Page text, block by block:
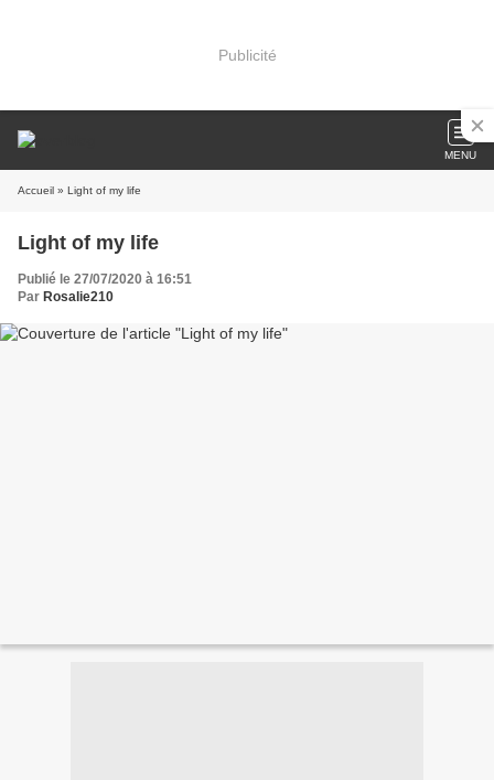
Publicité
MENU
Accueil » Light of my life
Light of my life
Publié le 27/07/2020 à 16:51
Par Rosalie210